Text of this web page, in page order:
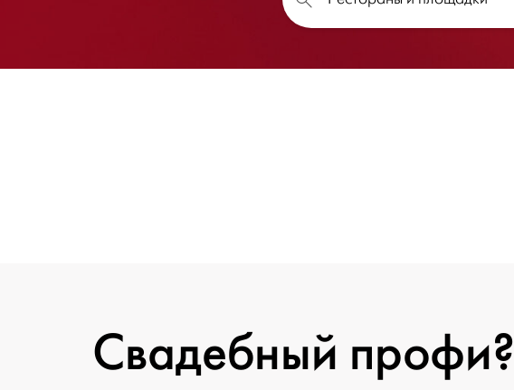
Свадебный профи?